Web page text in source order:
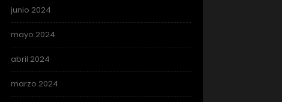
junio 2024
mayo 2024
abril 2024
marzo 2024